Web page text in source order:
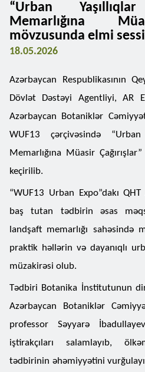
“Urban
Memarlığına
mövzusunda elmi
18.05.2026
Azərbaycan Respublikasının
Dövlət Dəstəyi Agentliyi, AR
Azərbaycan Botaniklər
WUF13 çərçivəsində
Memarlığına Müasir
keçirilib.
“WUF13 Urban Expo”dakı
baş tutan tədbirin əsas
landşaft memarlığı sahəsində
praktik həllərin və dayanıqlı
müzakirəsi olub.
Tədbiri Botanika İnstitutunun
Azərbaycan Botaniklər
professor Səyyarə
iştirakçıları salamlayıb,
tədbirinin əhəmiyyətini